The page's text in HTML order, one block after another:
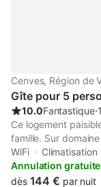
Cenves, Région de
Gîte pour 5
10.0Fantastique⋅
Ce logement
famille. Sur
fin 2024 composé :
télévision écran plat
laver, lave
WiFi Climatisation
Annulation gratuite
dès 144 € par nuit